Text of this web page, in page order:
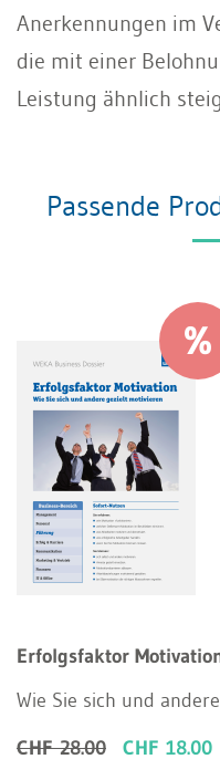
Anerkennungen im
die mit einer
Leistung ähnlich
Passende
Erfolgsfaktor
Wie Sie sich und
CHF 28.00
CHF 18.00